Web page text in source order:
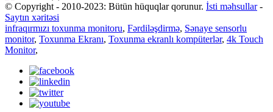
© Copyright - 2010-2023: Bütün hüquqlar qorunur. İsti məhsullar-
Saytın xəritəsi
infraqırmızı toxunma monitoru, Fərdiləşdirmə, Sənaye sensorlu
monitor, Toxunma Ekranı, Toxunma ekranlı kompüterlər, 4k Touch
Monitor,